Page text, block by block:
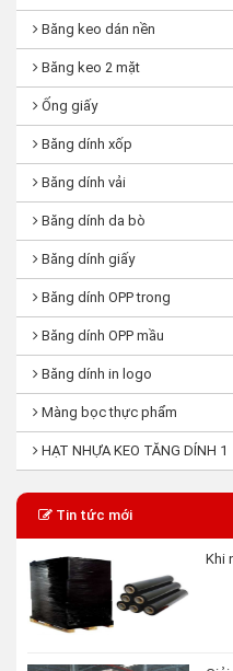
Băng keo dán nền
Băng keo 2 mặt
Ống giấy
Băng dính xốp
Băng dính vải
Băng dính da bò
Băng dính giấy
Băng dính OPP trong
Băng dính OPP mầu
Băng dính in logo
Màng bọc thực phẩm
HẠT NHỰA KEO TĂNG DÍNH 1
Tin tức mới
Khi